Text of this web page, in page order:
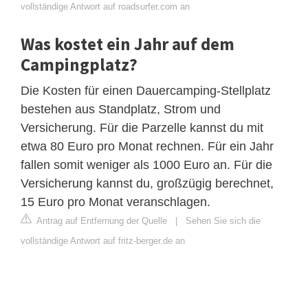
vollständige Antwort auf roadsurfer.com an
Was kostet ein Jahr auf dem
Campingplatz?
Die Kosten für einen Dauercamping-Stellplatz
bestehen aus Standplatz, Strom und
Versicherung. Für die Parzelle kannst du mit
etwa 80 Euro pro Monat rechnen. Für ein Jahr
fallen somit weniger als 1000 Euro an. Für die
Versicherung kannst du, großzügig berechnet,
15 Euro pro Monat veranschlagen.
Antrag auf Entfernung der Quelle | Sehen Sie sich die
vollständige Antwort auf fritz-berger.de an